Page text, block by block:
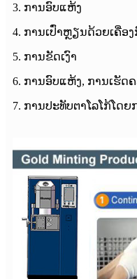
3. ການອົບແຫ້ງ
4. ການເປົ່າຫຼຽນດ້ວຍເຄື່ອ
5. ການຂັດເງົາ
6. ການອົບແຫ້ງ, ການເຮັດ
7. ການປະທັບຕາໂລໂກ້ໂດ